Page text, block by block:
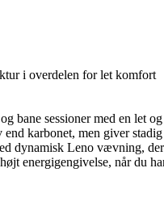
i overdelen for let komfort
bane sessioner med en let
karbonet, men giver
dynamisk Leno vævning,
energigengivelse, når du